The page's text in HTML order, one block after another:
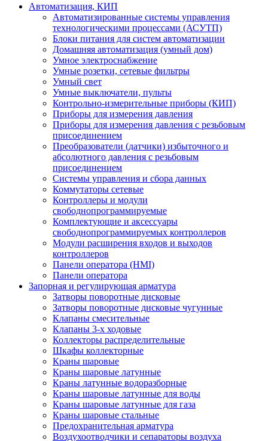
Автоматизация, КИП
Автоматизированные системы управления
технологическими процессами (АСУТП)
Блоки питания для систем автоматизации
Домашняя автоматизация (умный дом)
Умное электроснабжение
Умные розетки, сетевые фильтры
Умный свет
Умные выключатели, пульты
Контрольно-измерительные приборы (КИП)
Приборы для измерения давления
Приборы для измерения давления с резьбовым
присоединением
Преобразователи (датчики) избыточного и
абсолютного давления с резьбовым
присоединением
Системы управления и сбора данных
Коммутаторы сетевые
Контроллеры и модули
свободнопрограммируемые
Комплектующие и аксессуары
свободнопрограммируемых контроллеров
Модули расширения входов и выходов
контроллеров
Панели оператора (HMI)
Панели оператора
Запорная и регулирующая арматура
Затворы поворотные дисковые
Затворы поворотные дисковые чугунные
Клапаны смесительные
Клапаны 3-х ходовые
Коллекторы распределительные
Шкафы коллекторные
Краны шаровые
Краны шаровые латунные
Краны латунные водоразборные
Краны шаровые латунные для воды
Краны шаровые латунные для газа
Краны шаровые стальные
Предохранительная арматура
Воздухоотводчики и сепараторы воздуха